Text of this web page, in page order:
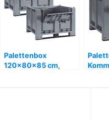
Palettenbox
120x80x85 cm,